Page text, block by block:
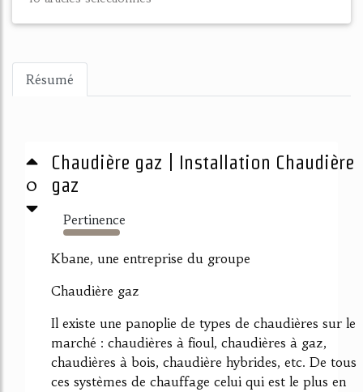
Résumé
0
Chaudière gaz | Installation Chaudière
gaz
Pertinence
1460%
Kbane, une entreprise du groupe
Chaudière gaz
Il existe une panoplie de types de chaudières sur le
marché : chaudières à fioul, chaudières à gaz,
chaudières à bois, chaudière hybrides, etc. De tous
ces systèmes de chauffage celui qui est le plus en